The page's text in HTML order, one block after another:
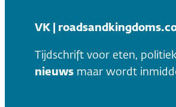
VK |
Tijdschrift voor eten,
nieuws maar wordt